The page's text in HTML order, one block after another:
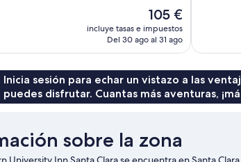
El
precio
actual
105 €
105 €
incluye tasas e impuestos
Del 30 ago al 31 ago
Inicia sesión para echar un vistazo a las
puedes disfrutar. Cuantas más aventuras,
sobre la zona